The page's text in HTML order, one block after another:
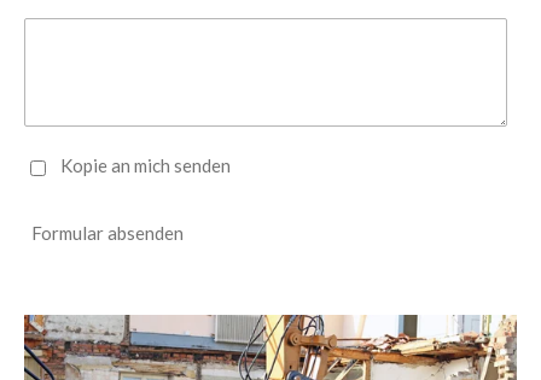
Kopie an mich senden
Formular absenden